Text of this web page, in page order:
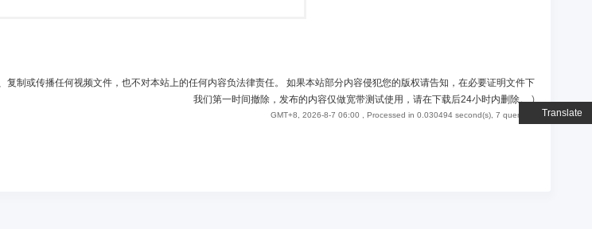
Translate
复制或传播任何视频文件，也不对本站上的任何内容负法律责任。 如果本站部分内容侵犯您的版权请告知，在必要证明文件下
我们第一时间撤除，发布的内容仅做宽带测试使用，请在下载后24小时内删除。)
GMT+8, 2026-8-7 06:00 , Processed in 0.030494 second(s), 7 queries .